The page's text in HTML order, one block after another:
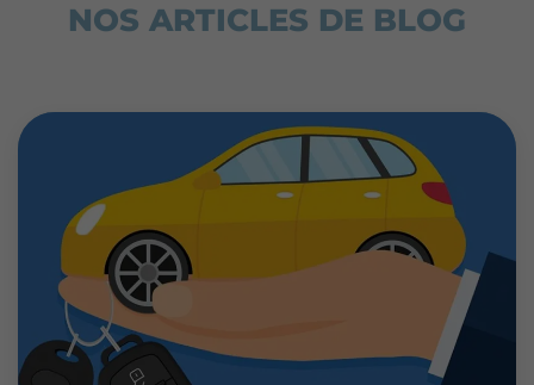
NOS ARTICLES DE BLOG